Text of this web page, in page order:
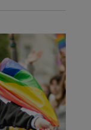
t
i
o
n